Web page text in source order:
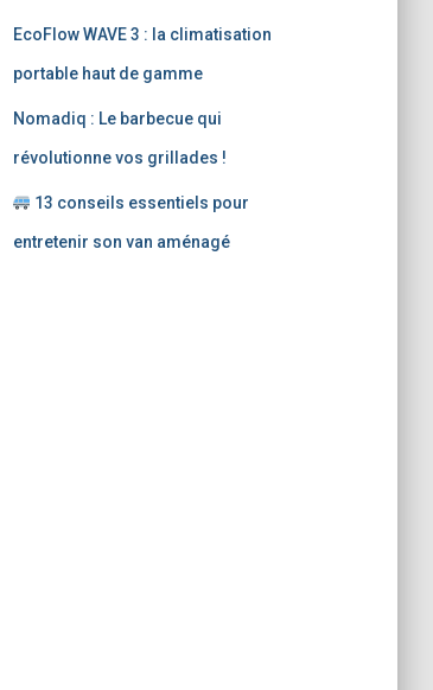
EcoFlow WAVE 3 : la climatisation
portable haut de gamme
Nomadiq : Le barbecue qui
révolutionne vos grillades !
13 conseils essentiels pour
entretenir son van aménagé